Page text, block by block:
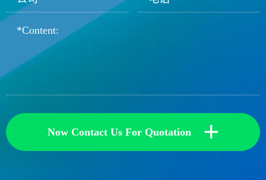
Now Contact Us For Quotation +